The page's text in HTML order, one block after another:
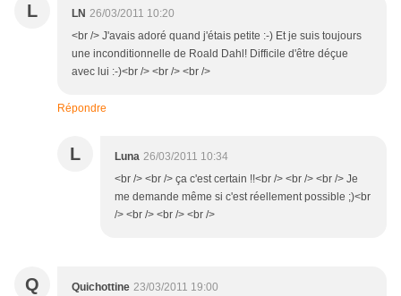
L LN 26/03/2011 10:20
<br /> J'avais adoré quand j'étais petite :-) Et je suis toujours
une inconditionnelle de Roald Dahl! Difficile d'être déçue
avec lui :-)<br /> <br /> <br />
Répondre
L Luna 26/03/2011 10:34
<br /> <br /> ça c'est certain !!<br /> <br /> <br /> Je
me demande même si c'est réellement possible ;)<br
/> <br /> <br /> <br />
Q Quichottine 23/03/2011 19:00